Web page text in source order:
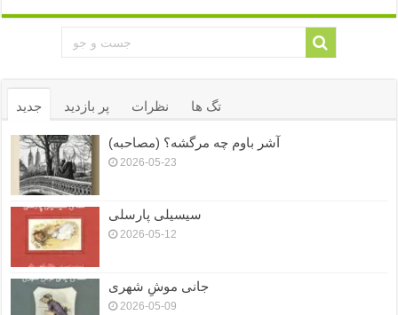
جدید پر بازدید نظرات تگ ها
آشر باوم چه مرگشه؟ (مصاحبه)
2026-05-23
سیسیلی پارسلی
2026-05-12
جانی موشِ شهری
2026-05-09